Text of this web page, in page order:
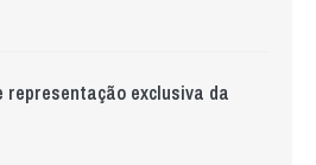
representação exclusiva da